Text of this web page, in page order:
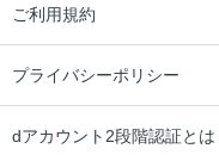
ご利用規約
プライバシーポリシー
dアカウント2段階認証とは